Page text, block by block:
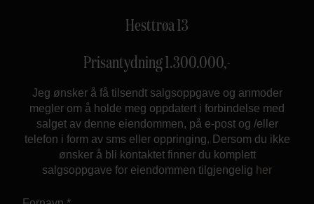
Nybygg
Næring
Fritidseiendom
Finansiering
Hesttrøa 13
Prisantydning1.300.000,-
Jeg ønsker å få tilsendt salgsoppgave og anmoder
megler om å holde meg oppdatert i forbindelse med
salget av denne eiendommen, på e-post og /eller
telefon i form av sms eller oppringing. Dersom du ikke
ønsker å bli kontaktet finner du komplett
salgsoppgave for eiendommen tilgjengelig her